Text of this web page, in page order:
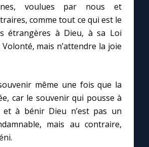
voulues par nous et
comme tout ce qui est le
étrangères à Dieu, à sa Loi
mais n’attendre la joie
même une fois que la
car le souvenir qui pousse à
à bénir Dieu n’est pas un
mais au contraire,